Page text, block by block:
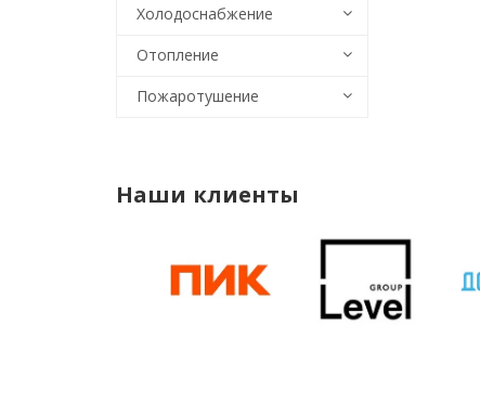
Холодоснабжение
Отопление
Пожаротушение
Наши клиенты